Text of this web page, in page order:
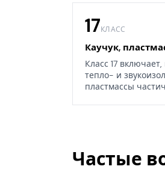
17КЛАСС
Каучук,
Класс 17
тепло- и
пластмассы
Частые